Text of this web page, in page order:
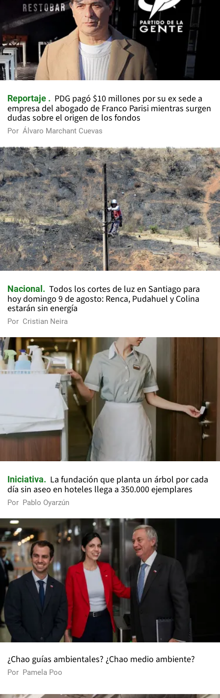
Reportaje
PDG pagó $10 millones por su ex sede a
empresa del abogado de Franco Parisi mientras surgen
dudas sobre el origen de los fondos
Por Álvaro Marchant Cuevas
Nacional
Todos los cortes de luz en Santiago para
hoy domingo 9 de agosto: Renca, Pudahuel y Colina
estarán sin energía
Por Cristian Neira
Iniciativa
La fundación que planta un árbol por cada
día sin aseo en hoteles llega a 350.000 ejemplares
Por Pablo Oyarzún
¿Chao guías ambientales? ¿Chao medio ambiente?
Por Pamela Poo